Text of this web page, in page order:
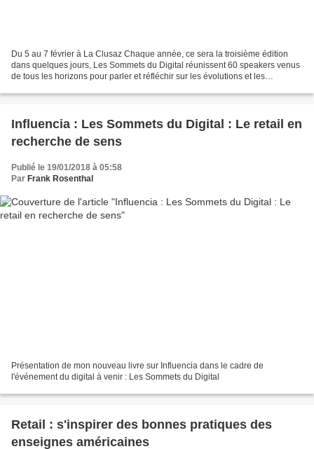
Du 5 au 7 février à La Clusaz Chaque année, ce sera la troisième édition
dans quelques jours, Les Sommets du Digital réunissent 60 speakers venus
de tous les horizons pour parler et réfléchir sur les évolutions et les
Influencia : Les Sommets du Digital : Le retail en
recherche de sens
Publié le 19/01/2018 à 05:58
Par Frank Rosenthal
Présentation de mon nouveau livre sur Influencia dans le cadre de
l'événement du digital à venir : Les Sommets du Digital
Retail : s'inspirer des bonnes pratiques des
enseignes américaines